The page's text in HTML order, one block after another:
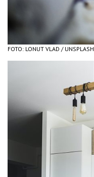
FOTO: LONUT VLAD / UNSPLASH